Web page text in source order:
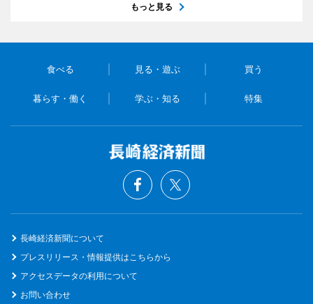
もっと見る
食べる 見る・遊ぶ 買う
暮らす・働く 学ぶ・知る 特集
長崎経済新聞について
プレスリリース・情報提供はこちらから
アクセスデータの利用について
お問い合わせ